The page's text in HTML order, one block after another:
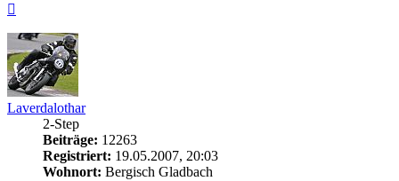
Laverdalothar
2-Step
Beiträge: 12263
Registriert: 19.05.2007, 20:03
Wohnort: Bergisch Gladbach